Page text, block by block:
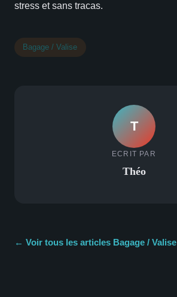
stress et sans tracas.
Bagage / Valise
T
ECRIT PAR
Théo
← Voir tous les articles Bagage / Valise